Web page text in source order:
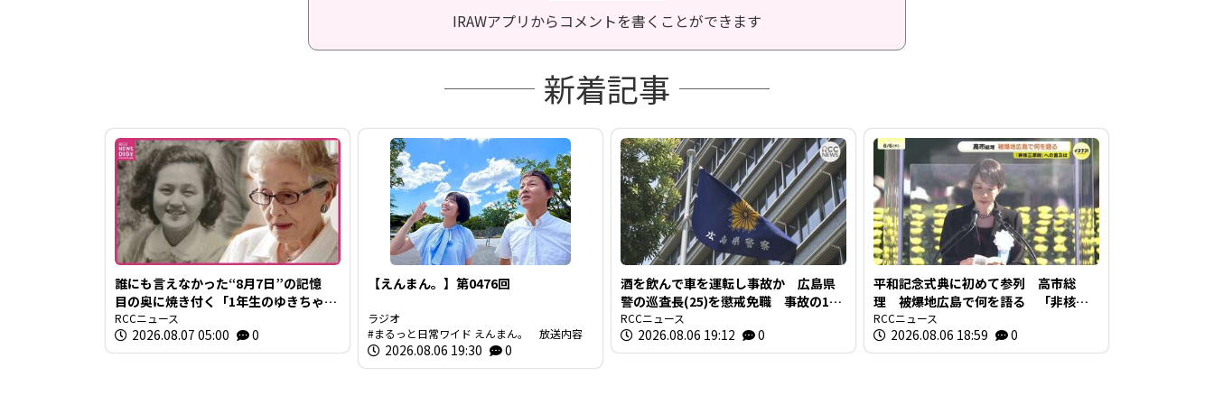
IRAWアプリからコメントを書くことができます
新着記事
誰にも言えなかった“8月7日”の記憶
目の奥に焼き付く「1年生のゆきちゃ
ん」の姿 94歳の被爆者が今、口を開
いた理由
RCCニュース
2026.08.07 05:00 0
【えんまん。】第0476回
ラジオ
まるっと日常ワイド えんまん。 放送内容
2026.08.06 19:30 0
酒を飲んで車を運転し事故か 広島県
警の巡査長(25)を懲戒免職 事故の1時
間半前に“飲食店で飲酒” 基準値の5倍
のアルコール検知
RCCニュース
2026.08.06 19:12 0
平和記念式典に初めて参列 高市総
理 被爆地広島で何を語る 「非核三
原則」への言及は
RCCニュース
2026.08.06 18:59 0